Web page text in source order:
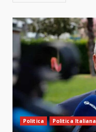
Politica Politica Italiana